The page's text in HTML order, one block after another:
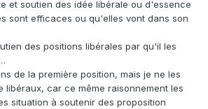
et soutien des idée libérale ou d'essence
sont efficaces ou qu'elles vont dans son
des positions libérales par qu'il les
de la première position, mais je ne les
libéraux, car ce même raisonnement les
situation à soutenir des proposition